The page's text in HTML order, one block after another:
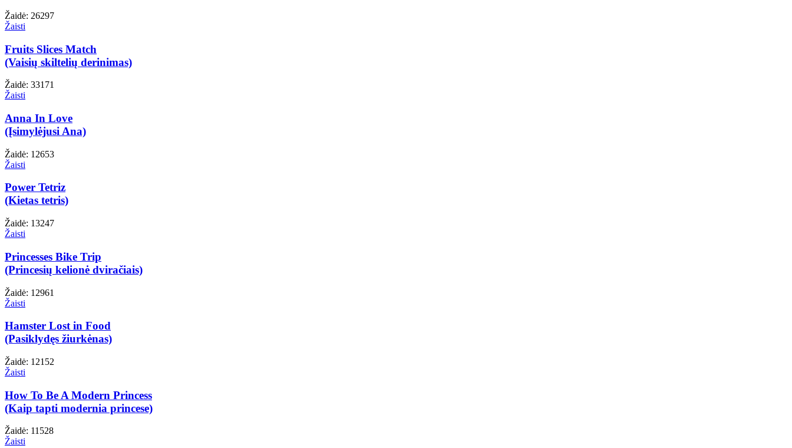
Žaidė: 26297
Žaisti
Fruits Slices Match
(Vaisių skiltelių derinimas)
Žaidė: 33171
Žaisti
Anna In Love
(Įsimylėjusi Ana)
Žaidė: 12653
Žaisti
Power Tetriz
(Kietas tetris)
Žaidė: 13247
Žaisti
Princesses Bike Trip
(Princesių kelionė dviračiais)
Žaidė: 12961
Žaisti
Hamster Lost in Food
(Pasiklydęs žiurkėnas)
Žaidė: 12152
Žaisti
How To Be A Modern Princess
(Kaip tapti modernia princese)
Žaidė: 11528
Žaisti